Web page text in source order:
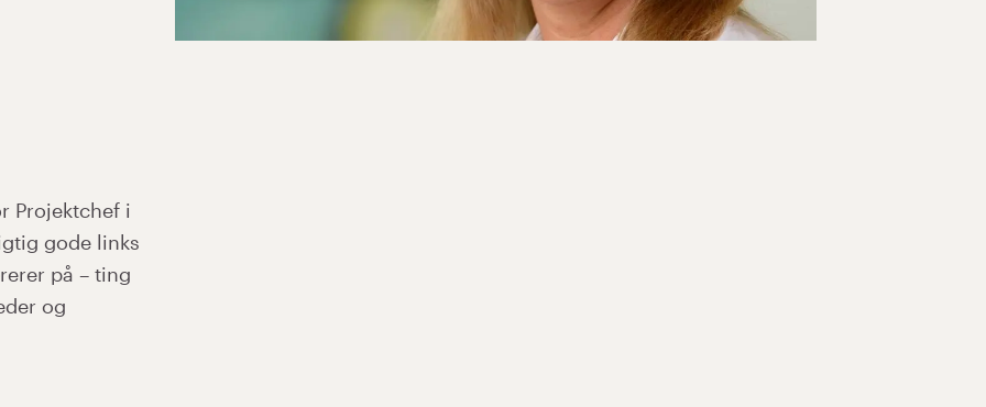
Projektchef i
gode links
på – ting
og